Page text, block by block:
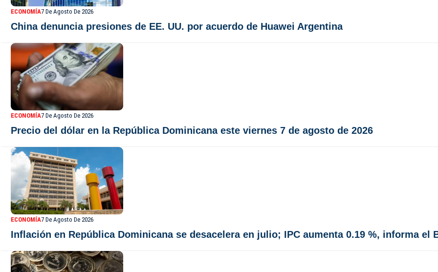
ECONOMÍA7 De Agosto De 2026
China denuncia presiones de EE. UU. por acuerdo de Huawei Argentina
ECONOMÍA7 De Agosto De 2026
Precio del dólar en la República Dominicana este viernes 7 de agosto de 2026
ECONOMÍA7 De Agosto De 2026
Inflación en República Dominicana se desacelera en julio; IPC aumenta 0.19 %, informa el